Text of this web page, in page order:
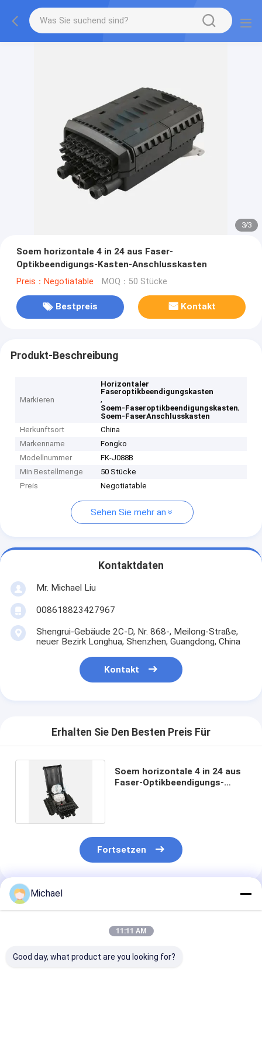
3/3
Soem horizontale 4 in 24 aus Faser-
Optikbeendigungs-Kasten-Anschlusskasten
Preis：Negotiatable MOQ：50 Stücke
Bestpreis Kontakt
Produkt-Beschreibung
Markieren
Horizontaler
Faseroptikbeendigungskasten
,
Soem-Faseroptikbeendigungskasten,
Soem-FaserAnschlusskasten
Herkunftsort
China
Markenname
Fongko
Modellnummer
FK-J088B
Min Bestellmenge
50 Stücke
Preis
Negotiatable
Sehen Sie mehr an
Kontaktdaten
Mr. Michael Liu
008618823427967
Shengrui-Gebäude 2C-D, Nr. 868-, Meilong-Straße,
neuer Bezirk Longhua, Shenzhen, Guangdong, China
Kontakt
Erhalten Sie Den Besten Preis Für
Soem horizontale 4 in 24 aus
Faser-Optikbeendigungs-
Fortsetzen
Empfohlene Produkte
Michael
11:11 AM
Good day, what product are you looking for?